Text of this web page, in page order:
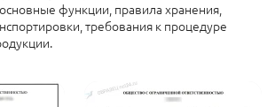
функции, правила хранения,
требования к процедуре